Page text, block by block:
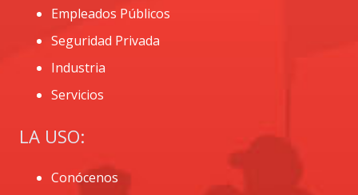
Empleados Públicos
Seguridad Privada
Industria
Servicios
LA USO:
Conócenos